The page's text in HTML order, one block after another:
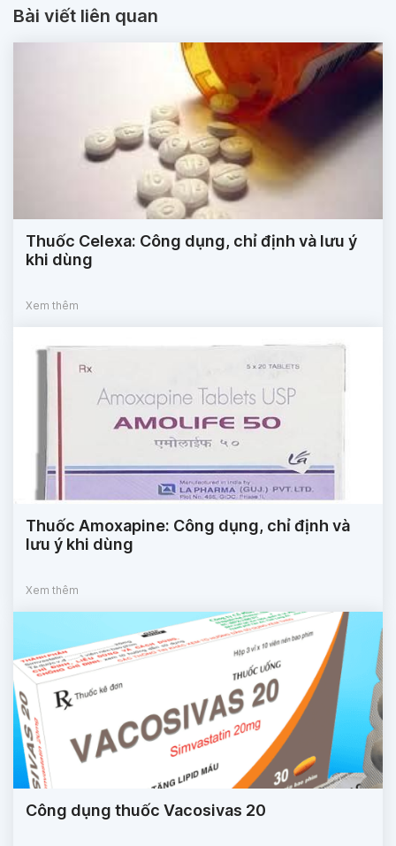
Bài viết liên quan
Thuốc Celexa: Công dụng, chỉ định và lưu ý
khi dùng
Xem thêm
Thuốc Amoxapine: Công dụng, chỉ định và
lưu ý khi dùng
Xem thêm
Công dụng thuốc Vacosivas 20